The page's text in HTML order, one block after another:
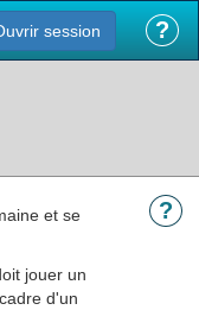
session ?
et se
jouer un
d'un
?